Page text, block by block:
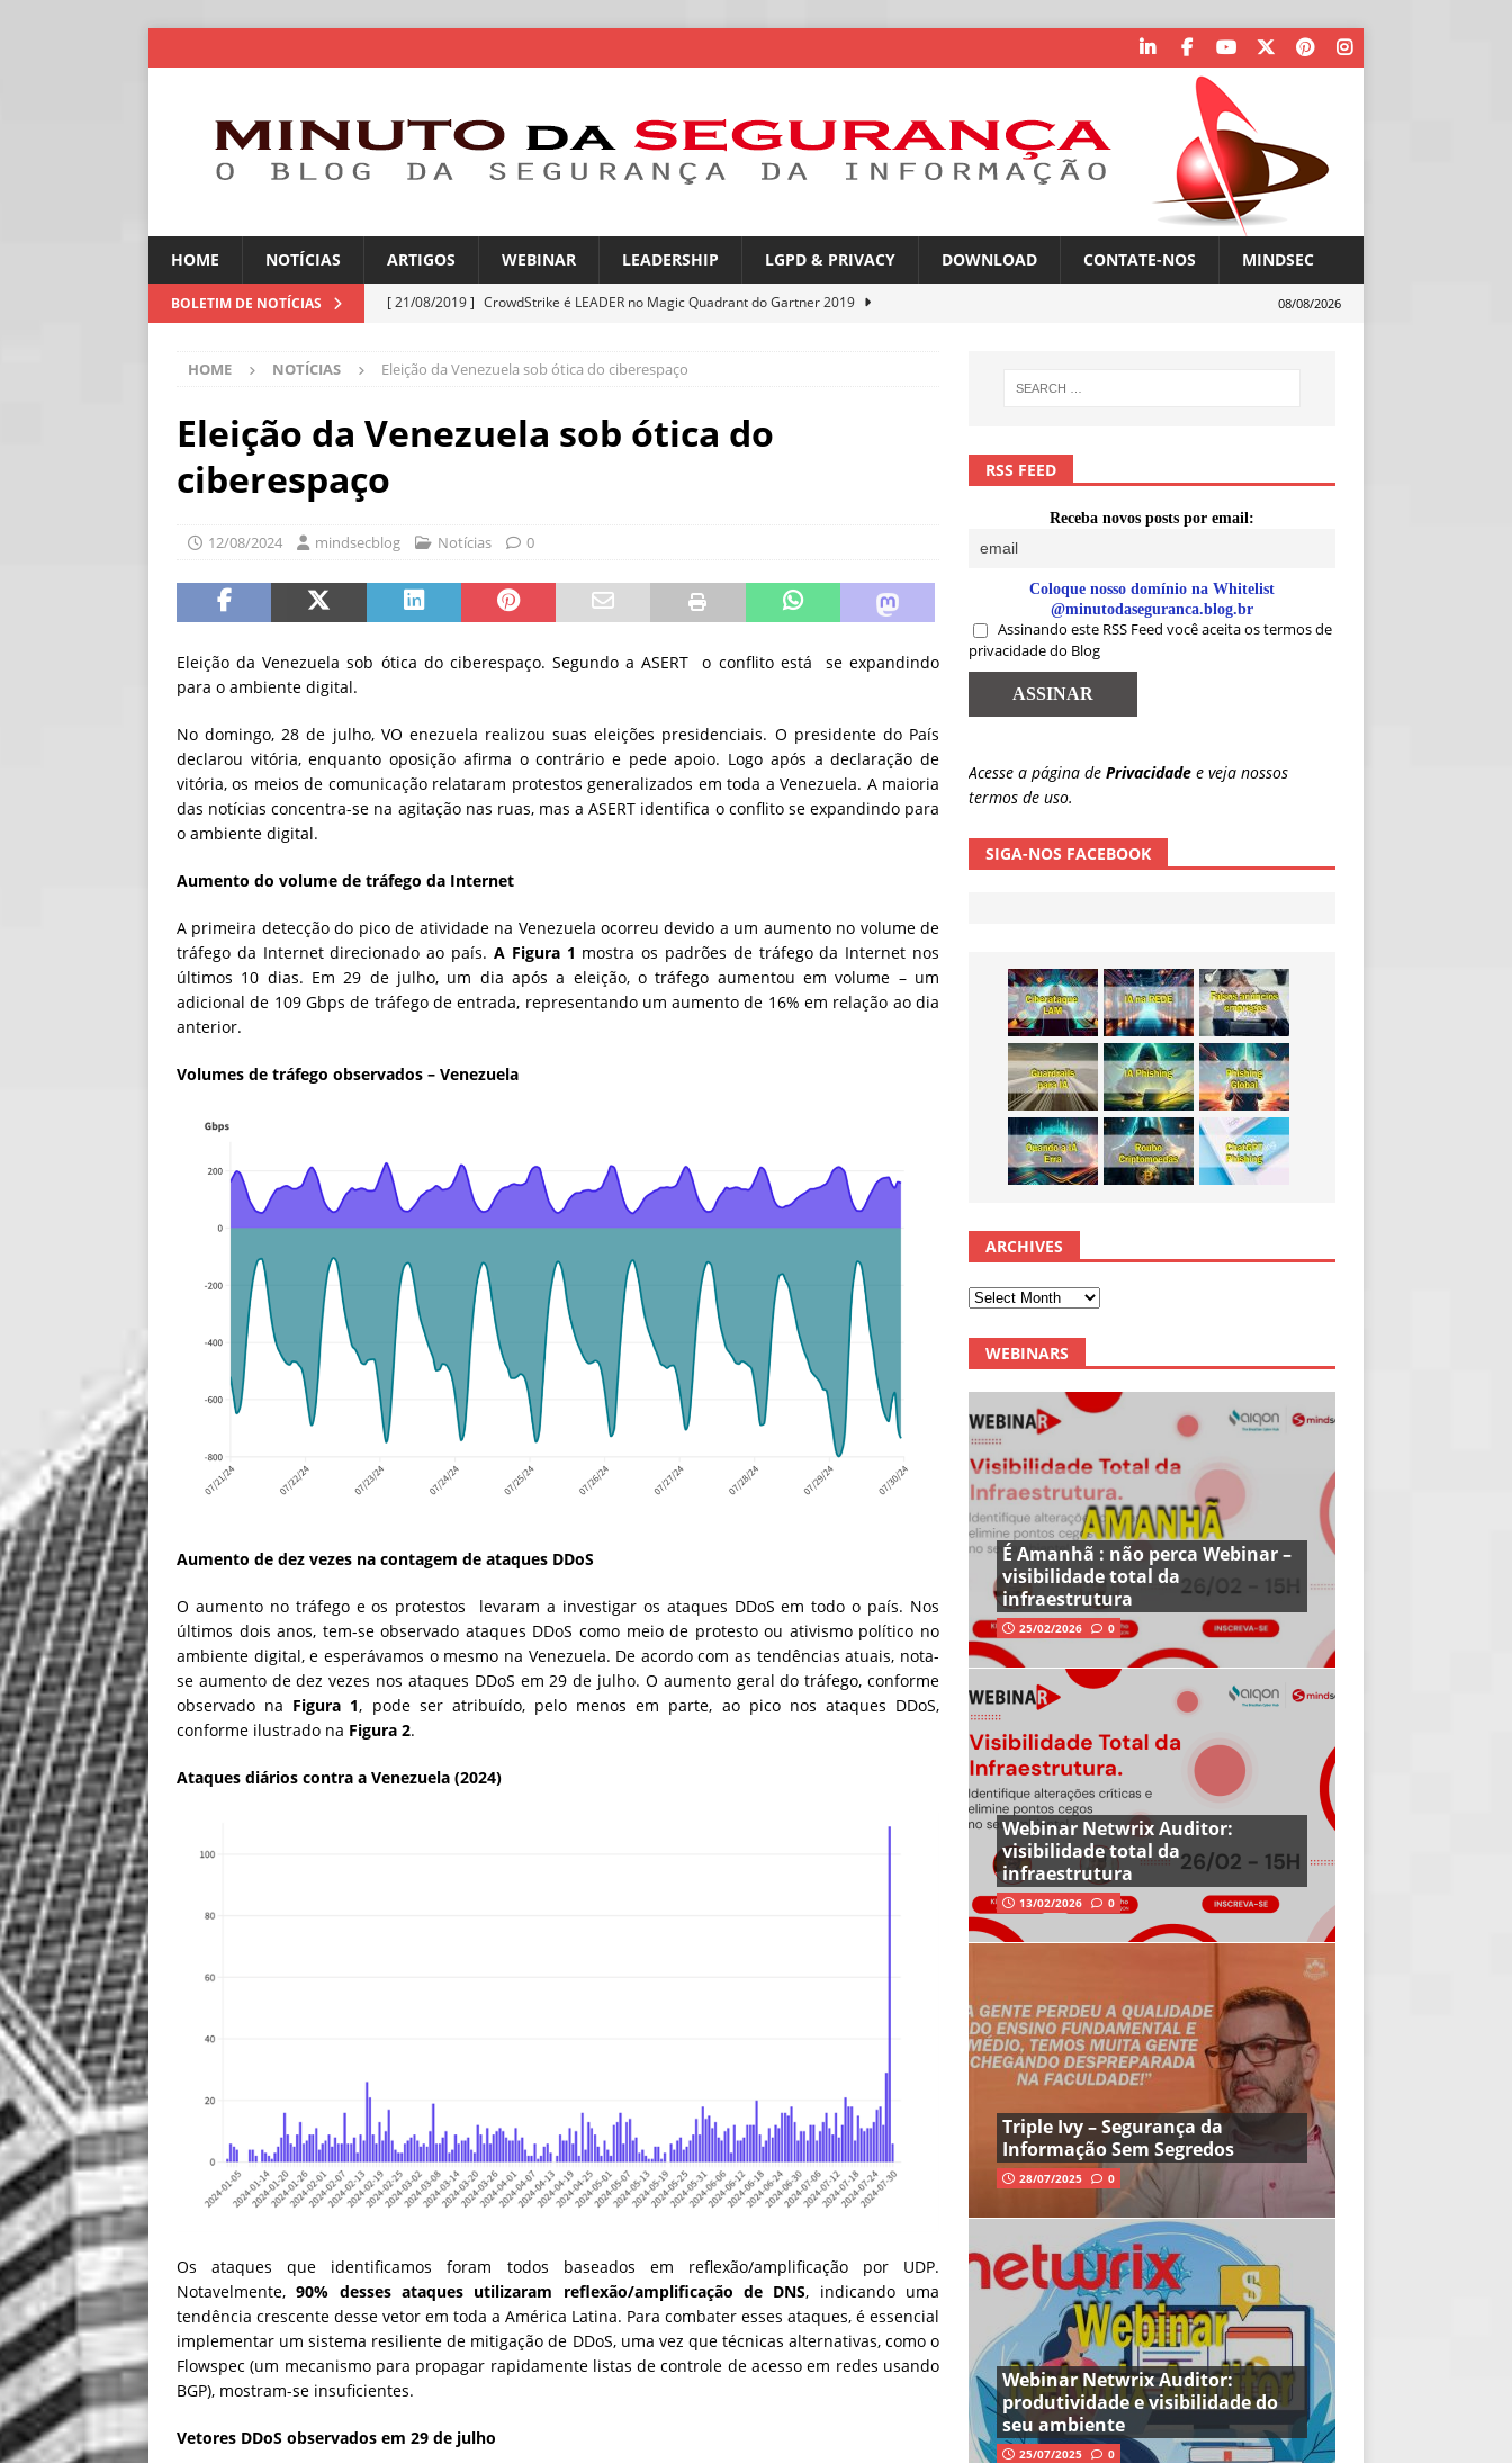
HOME NOTÍCIAS ARTIGOS WEBINAR LEADERSHIP LGPD & PRIVACY DOWNLOAD CONTATE-NOS MINDSEC
BOLETIM DE NOTÍCIAS [ 21/08/2019 ] CrowdStrike é LEADER no Magic Quadrant do Gartner 2019
[ 06/08/2026 ] América Latina é a segunda região mais exposta a ciberameaças
industriais
NOTÍCIAS
[ 06/08/2026 ]
[ 06/08/2026 ]
Sem guardrails, a autonomia da IA se torna um risco
NOTÍCIAS
08/08/2026
HOME NOTÍCIAS Eleição da Venezuela sob ótica do ciberespaço
Eleição da Venezuela sob ótica do
ciberespaço
12/08/2024 mindsecblog Notícias 0
Eleição da Venezuela sob ótica do ciberespaço. Segundo a ASERT o conflito está se expandindo
para o ambiente digital.
No domingo, 28 de julho, VO enezuela realizou suas eleições presidenciais. O presidente do País
declarou vitória, enquanto oposição afirma o contrário e pede apoio. Logo após a declaração de
vitória, os meios de comunicação relataram protestos generalizados em toda a Venezuela. A maioria
das notícias concentra-se na agitação nas ruas, mas a ASERT identifica o conflito se expandindo para
o ambiente digital.
Aumento do volume de tráfego da Internet
A primeira detecção do pico de atividade na Venezuela ocorreu devido a um aumento no volume de
tráfego da Internet direcionado ao país. A Figura 1 mostra os padrões de tráfego da Internet nos
últimos 10 dias. Em 29 de julho, um dia após a eleição, o tráfego aumentou em volume – um
adicional de 109 Gbps de tráfego de entrada, representando um aumento de 16% em relação ao dia
anterior.
Volumes de tráfego observados – Venezuela
Aumento de dez vezes na contagem de ataques DDoS
O aumento no tráfego e os protestos levaram a investigar os ataques DDoS em todo o país. Nos
últimos dois anos, tem-se observado ataques DDoS como meio de protesto ou ativismo político no
ambiente digital, e esperávamos o mesmo na Venezuela. De acordo com as tendências atuais, nota-
se aumento de dez vezes nos ataques DDoS em 29 de julho. O aumento geral do tráfego, conforme
observado na Figura 1, pode ser atribuído, pelo menos em parte, ao pico nos ataques DDoS,
conforme ilustrado na Figura 2.
Ataques diários contra a Venezuela (2024)
Os ataques que identificamos foram todos baseados em reflexão/amplificação por UDP.
Notavelmente,90% desses ataques utilizaram reflexão/amplificação de DNS, indicando uma
tendência crescente desse vetor em toda a América Latina. Para combater esses ataques, é essencial
implementar um sistema resiliente de mitigação de DDoS, uma vez que técnicas alternativas, como o
Flowspec (um mecanismo para propagar rapidamente listas de controle de acesso em redes usando
BGP), mostram-se insuficientes.
Vetores DDoS observados em 29 de julho
RSS FEED
Receba novos posts por email:
Coloque nosso domínio na Whitelist
@minutodaseguranca.blog.br
Assinando este RSS Feed você aceita os termos de
privacidade do Blog
Acesse a página de Privacidade e veja nossos
termos de uso.
SIGA-NOS FACEBOOK
ARCHIVES
WEBINARS
É Amanhã : não perca Webinar –
visibilidade total da
infraestrutura
25/02/2026 0
Webinar Netwrix Auditor:
visibilidade total da
infraestrutura
13/02/2026 0
Triple Ivy – Segurança da
Informação Sem Segredos
28/07/2025 0
Webinar Netwrix Auditor:
produtividade e visibilidade do
seu ambiente
25/07/2025 0